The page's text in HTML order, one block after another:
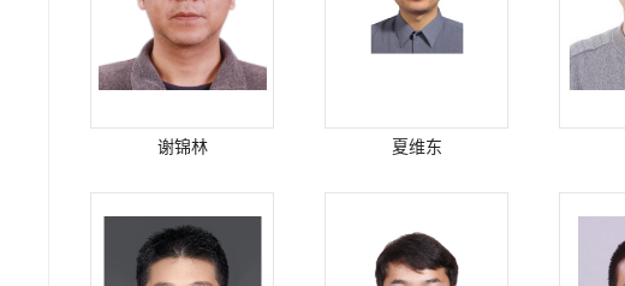
谢锦林 夏维东